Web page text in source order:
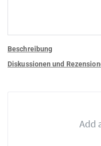
Beschreibung
Diskussionen und